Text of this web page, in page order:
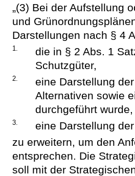
„(3) Bei der Aufstellung
und
Darstellungen nach § 4
1.
die in § 2 Abs. 1
Schutzgüter,
2.
eine Darstellung
Alternativen sowie
durchgeführt
3.
eine Darstellung
zu erweitern, um den
entsprechen. Die
soll mit der